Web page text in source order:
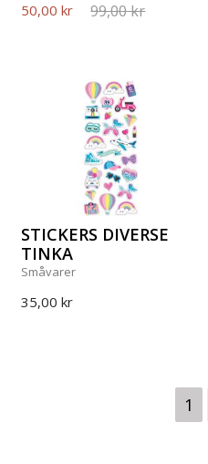
50,00 kr 99,00 kr
STICKERS DIVERSE
TINKA
Småvarer
35,00 kr
1